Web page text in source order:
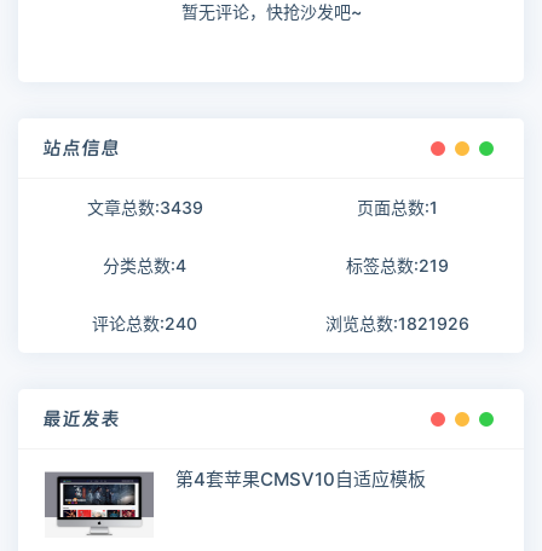
暂无评论，快抢沙发吧~
站点信息
文章总数:3439 页面总数:1
分类总数:4 标签总数:219
评论总数:240 浏览总数:1821926
最近发表
第4套苹果CMSV10自适应模板